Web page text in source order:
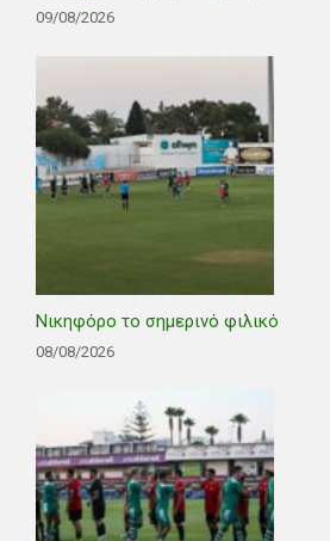
09/08/2026
Νικηφόρο το σημερινό φιλικό
08/08/2026